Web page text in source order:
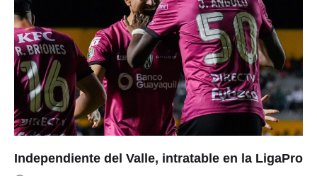
Independiente del Valle, intratable en la LigaPro